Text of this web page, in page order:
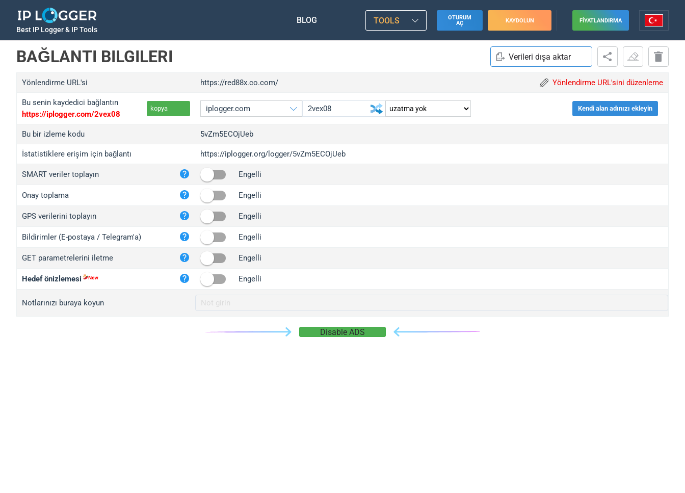
Best IP Logger & IP Tools
BLOG TOOLS
OTURUM
AÇ
KAYDOLUN FIYATLANDIRMA
BAĞLANTI BILGILERI Verileri dışa aktar
Yönlendirme URL'si https://red88x.co.com/ Yönlendirme URL'sini düzenleme
Bu senin kaydedici bağlantın
https://iplogger.com/2vex08
kopya
iplogger.org
wl.gl
ed.tc
iplogger.com
iplogger.co
2no.co
yip.su
iplogger.info
Kendi alan adınızı ekleyin
Bu bir izleme kodu 5vZm5ECOjUeb
İstatistiklere erişim için bağlantı https://iplogger.org/logger/5vZm5ECOjUeb
SMART veriler toplayın Engelli
Onay toplama Engelli
GPS verilerini toplayın Engelli
Bildirimler (E-postaya / Telegram'a) Engelli
GET parametrelerini iletme Engelli
Hedef önizlemesi Engelli
Notlarınızı buraya koyun
Disable ADS